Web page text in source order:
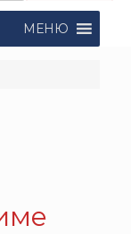
МЕНЮ